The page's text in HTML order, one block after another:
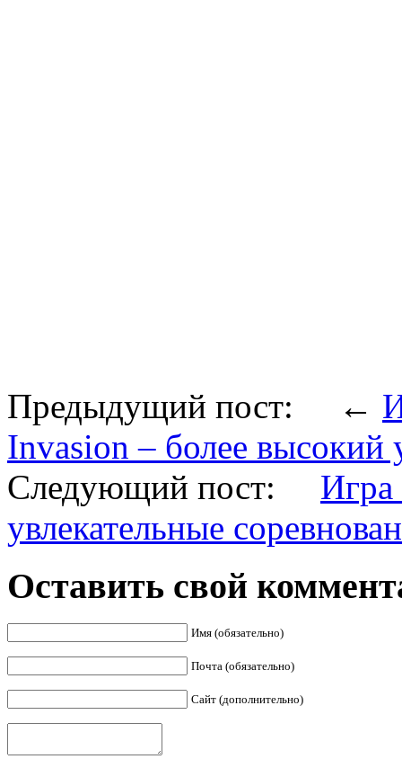
Предыдущий пост: ←
Invasion – более
Следующий пост:
увлекательные
Оставить свой
Имя (обязательно)
Почта (обязательно)
Сайт (дополнительно)